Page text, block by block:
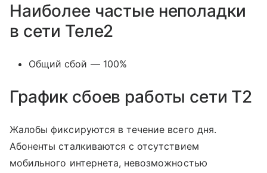
Наиболее частые неполадки
в сети Теле2
Общий сбой — 100%
График сбоев работы сети T2
Жалобы фиксируются в течение всего дня.
Абоненты сталкиваются с отсутствием
мобильного интернета, невозможностью